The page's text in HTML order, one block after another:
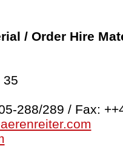
/ Order Hire
35
288/289 / Fax: